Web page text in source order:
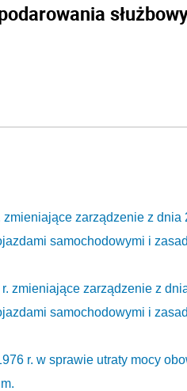
zarządzenie z dnia
samochodowymi i
zmieniające zarządzenie z
samochodowymi i
r. w sprawie utraty mocy